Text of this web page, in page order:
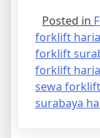
Posted in
forklift
forklift
forklift
sewa
surabaya